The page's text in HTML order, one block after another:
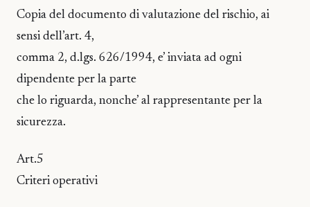
Copia del documento di valutazione del rischio, ai
sensi dell’art. 4,
comma 2, d.lgs. 626/1994, e’ inviata ad ogni
dipendente per la parte
che lo riguarda, nonche’ al rappresentante per la
sicurezza.
Art.5
Criteri operativi